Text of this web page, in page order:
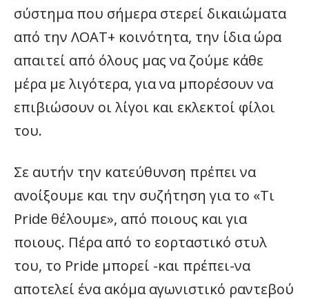
σύστημα που σήμερα στερεί δικαιώματα
από την ΛΟΑΤ+ κοινότητα, την ίδια ώρα
απαιτεί από όλους μας να ζούμε κάθε
μέρα με λιγότερα, για να μπορέσουν να
επιβιώσουν οι λίγοι και εκλεκτοί φίλοι
του.
Σε αυτήν την κατεύθυνση πρέπει να
ανοίξουμε και την συζήτηση για το «Τι
Pride θέλουμε», από ποιους και για
ποιους. Πέρα από το εορταστικό στυλ
του, το Pride μπορεί -και πρέπει-να
αποτελεί ένα ακόμα αγωνιστικό ραντεβού